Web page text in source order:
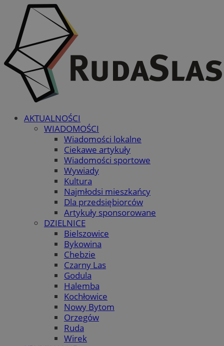
AKTUALNOŚCI
WIADOMOŚCI
Wiadomości lokalne
Ciekawe artykuły
Wiadomości sportowe
Wywiady
Kultura
Najmłodsi mieszkańcy
Dla przedsiębiorców
Artykuły sponsorowane
DZIELNICE
Bielszowice
Bykowina
Chebzie
Czarny Las
Godula
Halemba
Kochłowice
Nowy Bytom
Orzegów
Ruda
Wirek